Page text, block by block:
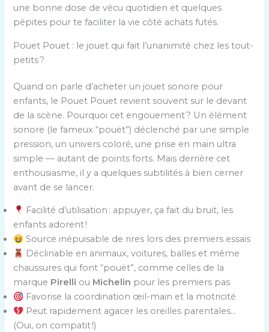
une bonne dose de vécu quotidien et quelques
pépites pour te faciliter la vie côté achats futés.
Pouet Pouet : le jouet qui fait l’unanimité chez les tout-
petits ?
Quand on parle d’acheter un jouet sonore pour
enfants, le Pouet Pouet revient souvent sur le devant
de la scène. Pourquoi cet engouement ? Un élément
sonore (le fameux “pouët”) déclenché par une simple
pression, un univers coloré, une prise en main ultra
simple — autant de points forts. Mais derrière cet
enthousiasme, il y a quelques subtilités à bien cerner
avant de se lancer.
Facilité d’utilisation : appuyer, ça fait du bruit, les
enfants adorent !
Source inépuisable de rires lors des premiers essais
Déclinable en animaux, voitures, balles et même
chaussures qui font “pouët”, comme celles de la
marque Pirelli ou Michelin pour les premiers pas
Favorise la coordination œil-main et la motricité
Peut rapidement agacer les oreilles parentales…
(Oui, on compatit !)